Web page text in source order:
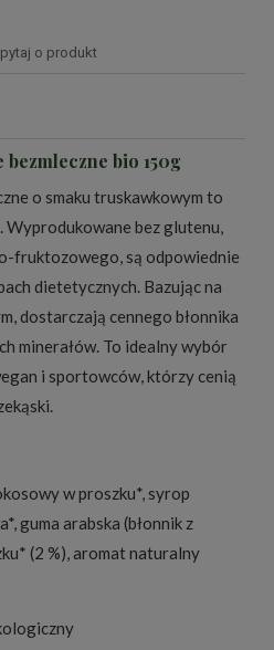
o produkt
bio 150g
o smaku truskawkowym to
Wyprodukowane bez glutenu,
fruktozowego, są odpowiednie
dietetycznych. Bazując na
dostarczają cennego błonnika
minerałów. To idealny wybór
i sportowców, którzy cenią
w proszku*, syrop
guma arabska (błonnik z
(2 %), aromat naturalny